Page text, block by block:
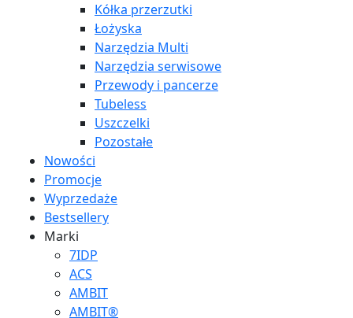
Kółka przerzutki
Łożyska
Narzędzia Multi
Narzędzia serwisowe
Przewody i pancerze
Tubeless
Uszczelki
Pozostałe
Nowości
Promocje
Wyprzedaże
Bestsellery
Marki
7IDP
ACS
AMBIT
AMBIT®